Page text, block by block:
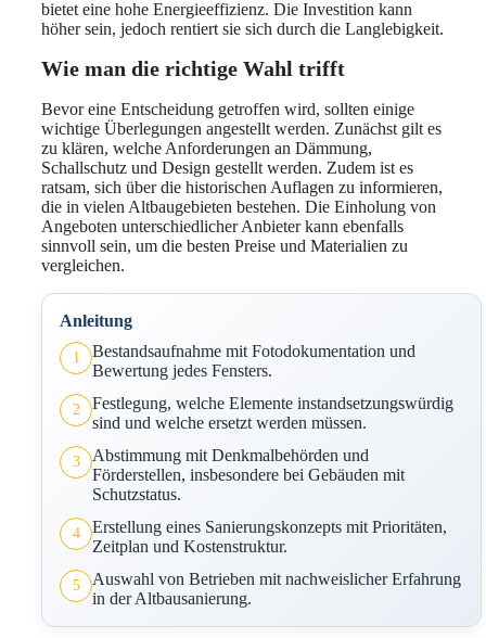
bietet eine hohe Energieeffizienz. Die Investition kann
höher sein, jedoch rentiert sie sich durch die Langlebigkeit.
Wie man die richtige Wahl trifft
Bevor eine Entscheidung getroffen wird, sollten einige
wichtige Überlegungen angestellt werden. Zunächst gilt es
zu klären, welche Anforderungen an Dämmung,
Schallschutz und Design gestellt werden. Zudem ist es
ratsam, sich über die historischen Auflagen zu informieren,
die in vielen Altbaugebieten bestehen. Die Einholung von
Angeboten unterschiedlicher Anbieter kann ebenfalls
sinnvoll sein, um die besten Preise und Materialien zu
vergleichen.
Anleitung
1
Bestandsaufnahme mit Fotodokumentation und
Bewertung jedes Fensters.
2
Festlegung, welche Elemente instandsetzungswürdig
sind und welche ersetzt werden müssen.
3
Abstimmung mit Denkmalbehörden und
Förderstellen, insbesondere bei Gebäuden mit
Schutzstatus.
4
Erstellung eines Sanierungskonzepts mit Prioritäten,
Zeitplan und Kostenstruktur.
5
Auswahl von Betrieben mit nachweislicher Erfahrung
in der Altbausanierung.